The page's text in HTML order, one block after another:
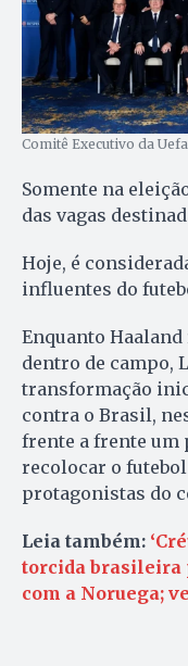
Comitê Executivo da
Somente na
das vagas
Hoje, é
influentes do
Enquanto
dentro de campo,
transformação
contra o Brasil,
frente a frente um
recolocar o
protagonistas do
Leia também:
torcida brasileira
com a Noruega;